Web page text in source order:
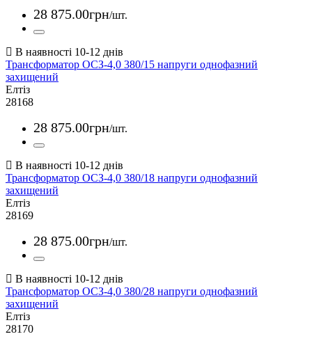
28 875.00грн/шт.
Трансформатор ОСЗ-4,0 380/15 напруги однофазний
захищений
Елтіз
28168
28 875.00грн/шт.
Трансформатор ОСЗ-4,0 380/18 напруги однофазний
захищений
Елтіз
28169
28 875.00грн/шт.
Трансформатор ОСЗ-4,0 380/28 напруги однофазний
захищений
Елтіз
28170